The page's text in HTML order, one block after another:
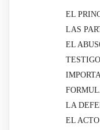
EL
LAS
EL
LA
EL